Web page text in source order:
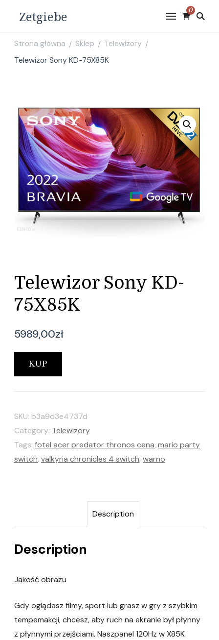
Zetgiebe 0
Strona główna / Sklep / Telewizory /
Telewizor Sony KD-75X85K
Telewizor Sony KD-
75X85K
5989,00zł
KUP
SKU: b3a9d3e4737d
Category: Telewizory
Tags: fotel acer predator thronos cena, mario party
switch, valkyria chronicles 4 switch, warno
Description
Description
Jakość obrazu
Gdy oglądasz filmy, sport lub grasz w gry z szybkim
tempemakcji, chcesz, aby ruch na ekranie był płynny
z płynnymi przejściami. Naszpanel 120Hz w X85K